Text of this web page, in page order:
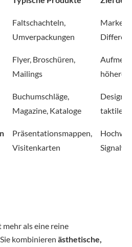
Faltschachteln,
Umverpackungen
Flyer, Broschüren,
Mailings
höhere
Buchumschläge,
Magazine, Kataloge
taktile
Präsentationsmappen,
Visitenkarten
als eine reine
kombinieren ästhetische,